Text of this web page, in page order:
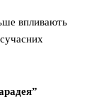
впливають